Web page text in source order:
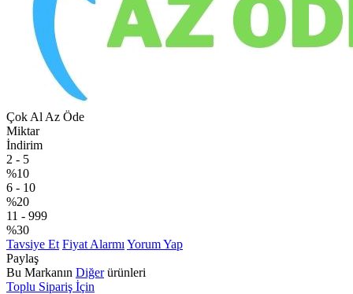
Çok Al Az Öde
Miktar
İndirim
2 - 5
%10
6 - 10
%20
11 - 999
%30
Tavsiye Et Fiyat Alarmı Yorum Yap
Paylaş
Bu Markanın Diğerürünleri
Toplu Sipariş İçin